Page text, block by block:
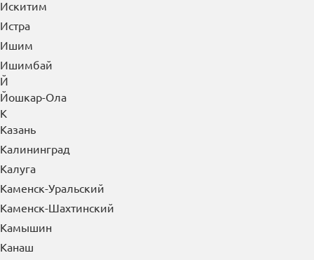
Ижевск
Иркутск
Искитим
Истра
Ишим
Ишимбай
Й
Йошкар-Ола
К
Казань
Калининград
Калуга
Каменск-Уральский
Каменск-Шахтинский